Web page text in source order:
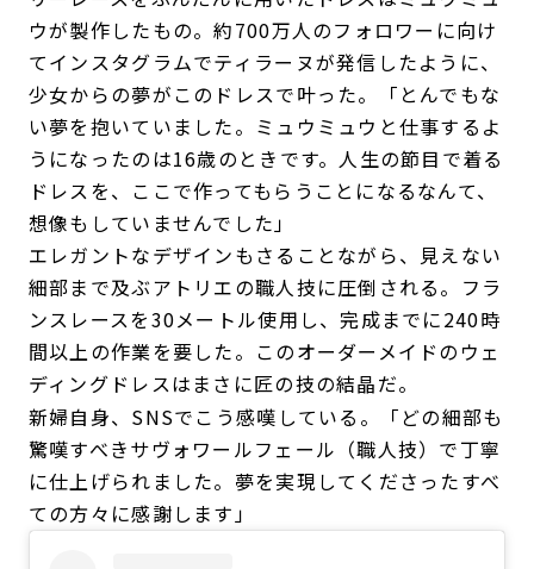
ウが製作したもの。約700万人のフォロワーに向け
てインスタグラムでティラーヌが発信したように、
少女からの夢がこのドレスで叶った。「とんでもな
い夢を抱いていました。ミュウミュウと仕事するよ
うになったのは16歳のときです。人生の節目で着る
ドレスを、ここで作ってもらうことになるなんて、
想像もしていませんでした」
エレガントなデザインもさることながら、見えない
細部まで及ぶアトリエの職人技に圧倒される。フラ
ンスレースを30メートル使用し、完成までに240時
間以上の作業を要した。このオーダーメイドのウェ
ディングドレスはまさに匠の技の結晶だ。
新婦自身、SNSでこう感嘆している。「どの細部も
驚嘆すべきサヴォワールフェール（職人技）で丁寧
に仕上げられました。夢を実現してくださったすべ
ての方々に感謝します」